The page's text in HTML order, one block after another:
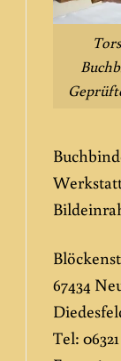
67434
Tel: